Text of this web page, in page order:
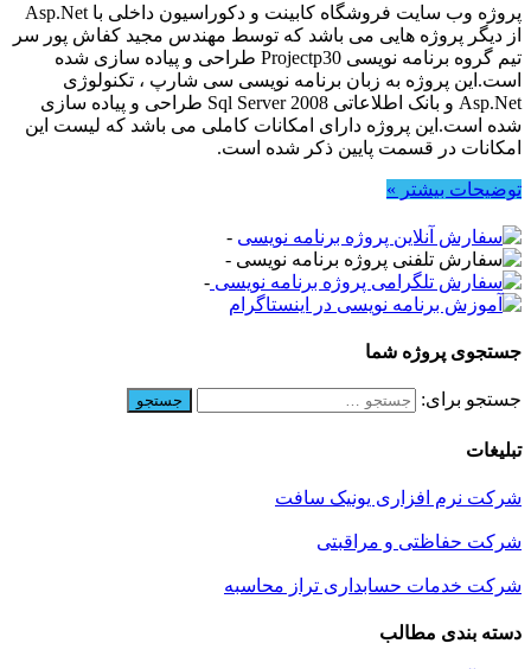
پروژه وب سایت فروشگاه کابینت و دکوراسیون داخلی با Asp.Net
از دیگر پروژه هایی می باشد که توسط مهندس مجید کفاش پور سر
تیم گروه برنامه نویسی Projectp30 طراحی و پیاده سازی شده
است.این پروژه به زبان برنامه نویسی سی شارپ ، تکنولوژی
Asp.Net و بانک اطلاعاتی Sql Server 2008 طراحی و پیاده سازی
شده است.این پروژه دارای امکانات کاملی می باشد که لیست این
امکانات در قسمت پایین ذکر شده است.
توضیحات بیشتر »
-
-
-
جستجوی پروژه شما
جستجو برای:
تبلیغات
شرکت نرم افزاری یونیک سافت
شرکت حفاظتی و مراقبتی
شرکت خدمات حسابداری تراز محاسبه
دسته بندی مطالب